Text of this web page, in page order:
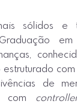
sólidos e
estruturado
de
com